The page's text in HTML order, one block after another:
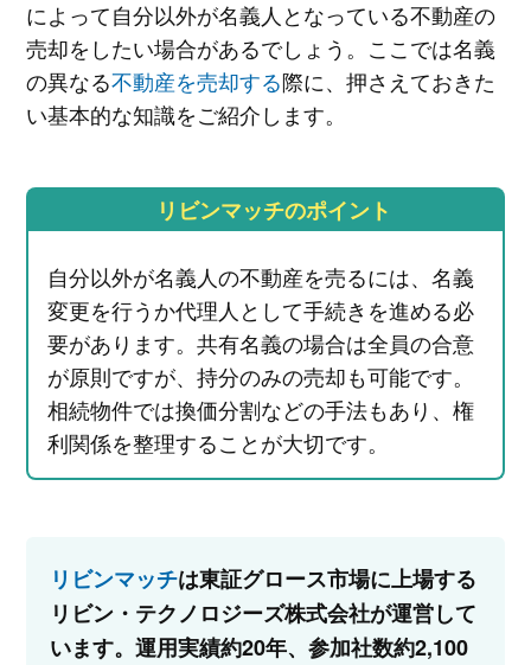
によって自分以外が名義人となっている不動産の
売却をしたい場合があるでしょう。ここでは名義
の異なる不動産を売却する際に、押さえておきた
い基本的な知識をご紹介します。
リビンマッチのポイント
自分以外が名義人の不動産を売るには、名義
変更を行うか代理人として手続きを進める必
要があります。共有名義の場合は全員の合意
が原則ですが、持分のみの売却も可能です。
相続物件では換価分割などの手法もあり、権
利関係を整理することが大切です。
リビンマッチは東証グロース市場に上場する
リビン・テクノロジーズ株式会社が運営して
います。運用実績約20年、参加社数約2,100